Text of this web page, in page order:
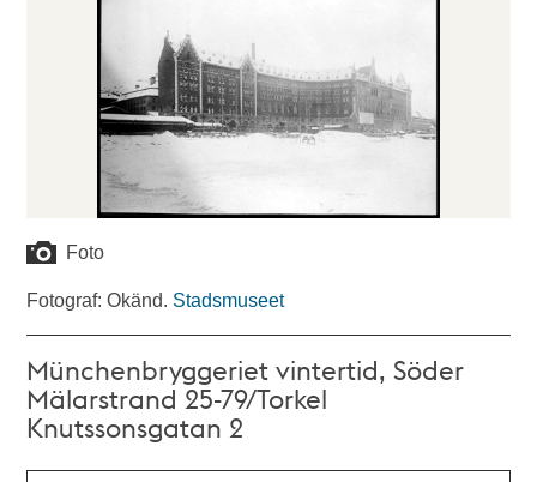
Foto
Fotograf: Okänd. Stadsmuseet
Münchenbryggeriet vintertid, Söder
Mälarstrand 25-79/Torkel
Knutssonsgatan 2